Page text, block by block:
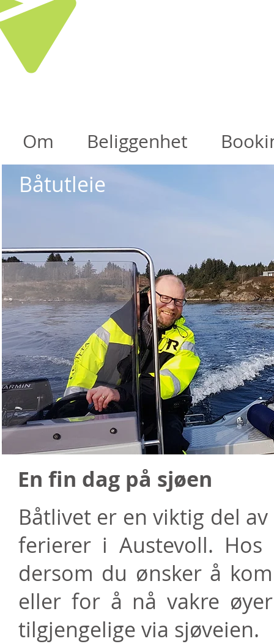
Båtutleie
En fin dag på sjøen
Båtlivet er en viktig del
ferierer i Austevoll.
dersom du ønsker å
eller for å nå vakre
tilgjengelige via sjøveien.
Om Beliggenhet